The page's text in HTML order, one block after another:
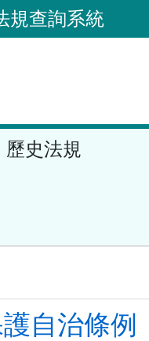
規查詢系統
歷史法規
自治條例